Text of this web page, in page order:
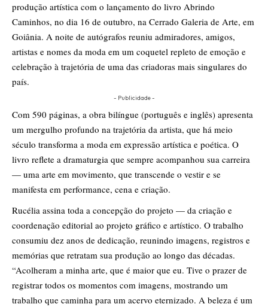
produção artística com o lançamento do livro Abrindo
Caminhos, no dia 16 de outubro, na Cerrado Galeria de Arte, em
Goiânia. A noite de autógrafos reuniu admiradores, amigos,
artistas e nomes da moda em um coquetel repleto de emoção e
celebração à trajetória de uma das criadoras mais singulares do
país.
- Publicidade -
Com 590 páginas, a obra bilíngue (português e inglês) apresenta
um mergulho profundo na trajetória da artista, que há meio
século transforma a moda em expressão artística e poética. O
livro reflete a dramaturgia que sempre acompanhou sua carreira
— uma arte em movimento, que transcende o vestir e se
manifesta em performance, cena e criação.
Rucélia assina toda a concepção do projeto — da criação e
coordenação editorial ao projeto gráfico e artístico. O trabalho
consumiu dez anos de dedicação, reunindo imagens, registros e
memórias que retratam sua produção ao longo das décadas.
“Acolheram a minha arte, que é maior que eu. Tive o prazer de
registrar todos os momentos com imagens, mostrando um
trabalho que caminha para um acervo eternizado. A beleza é um